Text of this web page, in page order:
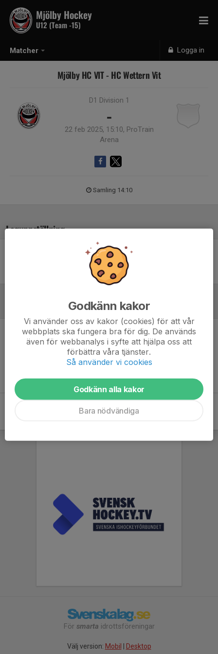
Matcher Logga in
Mjölby Hockey
U12 (Team -15)
Mjölby HC VIT - HC Wettern Vit
D1 Division 1
-
22 feb 2025, 15:10, ProTrain
Arena
Samling 14:10
Laguppställning
Ingen uppställning ifylld
Inget referat skrivet
För smarta idrottsföreningar
Välj version: Mobil Desktop
Godkänn kakor
Vi använder oss av kakor (cookies) för att vår
webbplats ska fungera bra för dig. De används
även för webbanalys i syfte att hjälpa oss att
förbättra våra tjänster.
Så använder vi cookies
Godkänn alla kakor
Bara nödvändiga